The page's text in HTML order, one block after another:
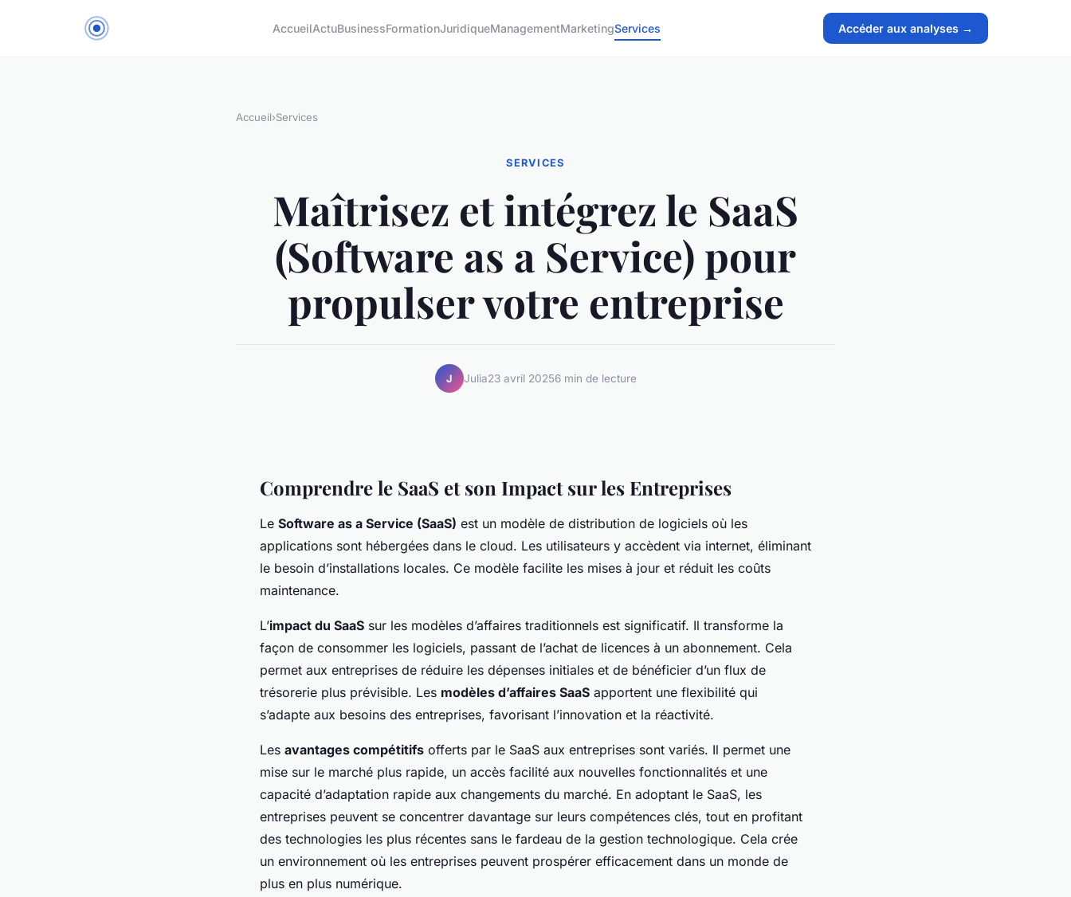
AccueilActuBusinessFormationJuridiqueManagementMarketingServices Accéder aux analyses →
Accueil›Services
SERVICES
Maîtrisez et intégrez le SaaS
(Software as a Service) pour
propulser votre entreprise
J Julia23 avril 20256 min de lecture
Comprendre le SaaS et son Impact sur les Entreprises
Le Software as a Service (SaaS) est un modèle de distribution de logiciels où les
applications sont hébergées dans le cloud. Les utilisateurs y accèdent via internet, éliminant
le besoin d’installations locales. Ce modèle facilite les mises à jour et réduit les coûts
maintenance.
L’impact du SaaS sur les modèles d’affaires traditionnels est significatif. Il transforme la
façon de consommer les logiciels, passant de l’achat de licences à un abonnement. Cela
permet aux entreprises de réduire les dépenses initiales et de bénéficier d’un flux de
trésorerie plus prévisible. Les modèles d’affaires SaaS apportent une flexibilité qui
s’adapte aux besoins des entreprises, favorisant l’innovation et la réactivité.
Les avantages compétitifs offerts par le SaaS aux entreprises sont variés. Il permet une
mise sur le marché plus rapide, un accès facilité aux nouvelles fonctionnalités et une
capacité d’adaptation rapide aux changements du marché. En adoptant le SaaS, les
entreprises peuvent se concentrer davantage sur leurs compétences clés, tout en profitant
des technologies les plus récentes sans le fardeau de la gestion technologique. Cela crée
un environnement où les entreprises peuvent prospérer efficacement dans un monde de
plus en plus numérique.